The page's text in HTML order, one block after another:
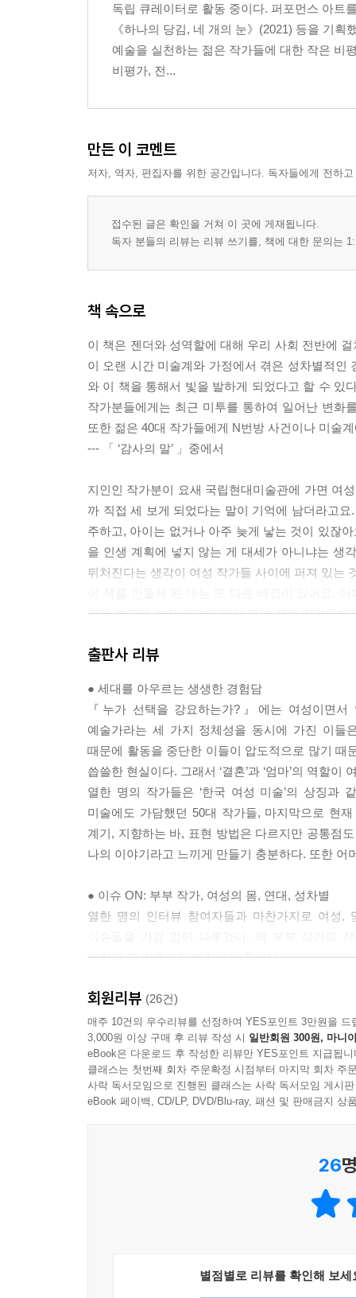
독립 큐레이터로 활동 중이다. 퍼포먼스 아트
《하나의 당김, 네 개의 눈》(2021) 등을 기
예술을 실천하는 젊은 작가들에 대한 작은 비
비평가, 전...
만든 이 코멘트
저자, 역자, 편집자를 위한 공간입니다. 독자들에게 전하
접수된 글은 확인을 거쳐 이 곳에 게재됩니다.
독자 분들의 리뷰는 리뷰 쓰기를, 책에 대한 문의는
책 속으로
이 책은 젠더와 성역할에 대해 우리 사회 전반에
이 오랜 시간 미술계와 가정에서 겪은 성차별적
와 이 책을 통해서 빛을 발하게 되었다고 할 수 있
작가분들에게는 최근 미투를 통하여 일어난 변화
또한 젊은 40대 작가들에게 N번방 사건이나 미술
--- 「 ‘감사의 말’ 」중에서
지인인 작가분이 요새 국립현대미술관에 가면 여
까 직접 세 보게 되었다는 말이 기억에 남더라고
주하고, 아이는 없거나 아주 늦게 낳는 것이 있잖
을 인생 계획에 넣지 않는 게 대세가 아니냐는 생
뒤처진다는 생각이 여성 작가들 사이에 퍼져 있는
것을 꺼렸던 이전 세대와 달리 요새 젊은 작가들
--- 「 ‘들어가는 말’ 」중에서
1장은 한국 여성 미술의 선구자이자 회화, 사진,
했다. 40대 초반에 이제까지의 가사 노동 삯을 남
실에 화랑을 만들어서 여성 작가들의 모임과 전시
구석에서 대패질하면서 본의 아니게 가족 구성원
도 작업의 끈을 놓지 않고 지속해 온 한국 여성 미
--- 「 1장 ‘언니들은 아직도 달린다’ 」중에서
2장에서는 50대 후반의 정정엽과 50대에 막 들어
치 작가 김시하를 인터뷰했다. 이들은 본격적으로
여성 작가들이 유명세를 치르기 시작했고, 잘나
‘성실히’ 대학교에서 배운 지식을 바탕으로 대학
--- 「 2장 ‘여성의 연대가 시작되다’ 」중에서
3장에서는 1970년대 후반 출생으로 현재 한참
마 작가들은 국내 미술계에서 1990년대 후반 대
작되던 시점에 미술대학을 다니거나 작가의 길에
서 가정사를 노출하는 것이 자연스럽지만은 않
출판사 리뷰
● 세대를 아우르는 생생한 경험담
『누가 선택을 강요하는가?』에는 여성이면
예술가라는 세 가지 정체성을 동시에 가진 이들
때문에 활동을 중단한 이들이 압도적으로 많기 때
씁쓸한 현실이다. 그래서 ‘결혼’과 ‘엄마’의 역할
열한 명의 작가들은 ‘한국 여성 미술’의 상징과
미술에도 가담했던 50대 작가들, 마지막으로 현
계기, 지향하는 바, 표현 방법은 다르지만 공통점
나의 이야기라고 느끼게 만들기 충분하다. 또한
● 이슈 ON: 부부 작가, 여성의 몸, 연대, 성차별
열한 명의 인터뷰 참여자들과 마찬가지로 여성
논란과 그 이후까지 빠짐없이 훑었다.
되어야 하는 고충 등을 살펴본다. 두 번째는 여성
다루어 왔다. 책에서는 작가의 신체 기관으로써의
달리 SNS 등 온라인 소통 창구가 다양한 요즘에
대한 고찰도 논의에 포함시킨다. 마지막으로 미
진솔하고 심층적인 인터뷰를 통해 참여 작가들은
이야기로 풀어내는 인터뷰 과정이 쉽지만은 않았
작가들뿐 아니라 모든 여성, 인간이 자신을 잃지
회원리뷰 (26건)
매주 10건의 우수리뷰를 선정하여 YES포인트 3만원을 드
3,000원 이상 구매 후 리뷰 작성 시 일반회원 300원, 마니
eBook은 다운로드 후 작성한 리뷰만 YES포인트 지급됩니
클래스는 첫번째 회차 주문확정 시점부터 마지막 회차 주
사락 독서모임으로 진행된 클래스는 사락 독서모임 게시
eBook 페이백, CD/LP, DVD/Blu-ray, 패션 및 판매금지 상
26
별점별로 리뷰를 확인해 보세